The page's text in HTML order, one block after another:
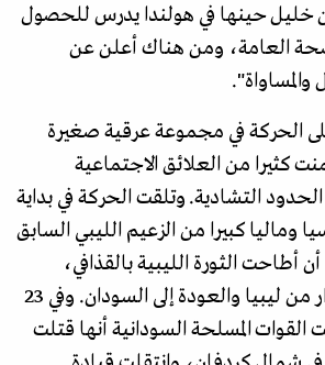
خليل حينها في هولندا يدرس للحصول
العامة، ومن هناك أعلن عن
الحركة في مجموعة عرقية صغيرة
كثيرا من العلائق الاجتماعية
التشادية. وتلقت الحركة في بداية
وماليا كبيرا من الزعيم الليبي السابق
أطاحت الثورة الليبية بالقذافي،
اضطر خليل إلى الفرار من ليبيا والعودة إلى السودان. وفي 23
أعلنت القوات المسلحة السودانية أنها قتلت